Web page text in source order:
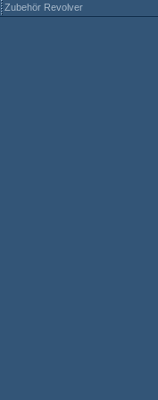
Zubehör Revolver